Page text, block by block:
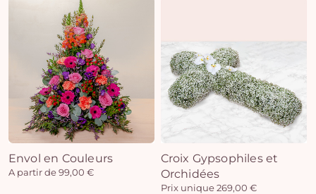
Envol en Couleurs
A partir de 99,00 €
Croix Gypsophiles et
Orchidées
Prix unique 269,00 €